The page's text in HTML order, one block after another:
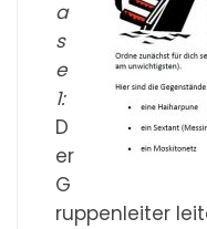
a
s
e
1:
D
er
G
ruppenleiter